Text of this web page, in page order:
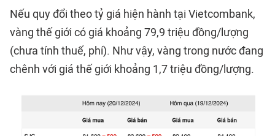
Nếu quy đổi theo tỷ giá hiện hành tại Vietcombank,
vàng thế giới có giá khoảng 79,9 triệu đồng/lượng
(chưa tính thuế, phí). Như vậy, vàng trong nước đang
chênh với giá thế giới khoảng 1,7 triệu đồng/lượng.